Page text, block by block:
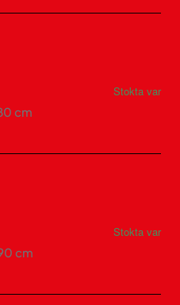
Stokta var
cm
Stokta var
cm